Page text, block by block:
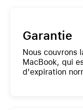
Garantie
Nous couvrons
MacBook, qui
d'expiration